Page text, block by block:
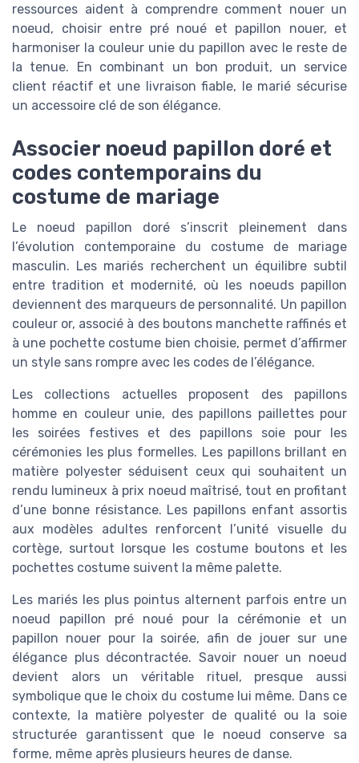
ressources aident à comprendre comment nouer un
noeud, choisir entre pré noué et papillon nouer, et
harmoniser la couleur unie du papillon avec le reste de
la tenue. En combinant un bon produit, un service
client réactif et une livraison fiable, le marié sécurise
un accessoire clé de son élégance.
Associer noeud papillon doré et
codes contemporains du
costume de mariage
Le noeud papillon doré s’inscrit pleinement dans
l’évolution contemporaine du costume de mariage
masculin. Les mariés recherchent un équilibre subtil
entre tradition et modernité, où les noeuds papillon
deviennent des marqueurs de personnalité. Un papillon
couleur or, associé à des boutons manchette raffinés et
à une pochette costume bien choisie, permet d’affirmer
un style sans rompre avec les codes de l’élégance.
Les collections actuelles proposent des papillons
homme en couleur unie, des papillons paillettes pour
les soirées festives et des papillons soie pour les
cérémonies les plus formelles. Les papillons brillant en
matière polyester séduisent ceux qui souhaitent un
rendu lumineux à prix noeud maîtrisé, tout en profitant
d’une bonne résistance. Les papillons enfant assortis
aux modèles adultes renforcent l’unité visuelle du
cortège, surtout lorsque les costume boutons et les
pochettes costume suivent la même palette.
Les mariés les plus pointus alternent parfois entre un
noeud papillon pré noué pour la cérémonie et un
papillon nouer pour la soirée, afin de jouer sur une
élégance plus décontractée. Savoir nouer un noeud
devient alors un véritable rituel, presque aussi
symbolique que le choix du costume lui même. Dans ce
contexte, la matière polyester de qualité ou la soie
structurée garantissent que le noeud conserve sa
forme, même après plusieurs heures de danse.